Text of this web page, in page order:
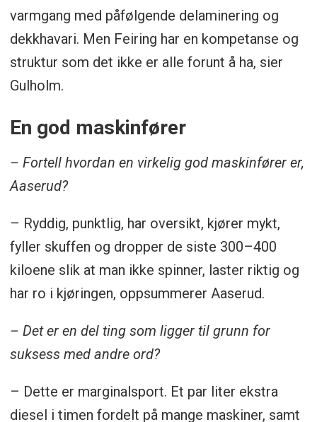
varmgang med påfølgende delaminering og
dekkhavari. Men Feiring har en kompetanse og
struktur som det ikke er alle forunt å ha, sier
Gulholm.
En god maskinfører
– Fortell hvordan en virkelig god maskinfører er,
Aaserud?
– Ryddig, punktlig, har oversikt, kjører mykt,
fyller skuffen og dropper de siste 300–400
kiloene slik at man ikke spinner, laster riktig og
har ro i kjøringen, oppsummerer Aaserud.
– Det er en del ting som ligger til grunn for
suksess med andre ord?
– Dette er marginalsport. Et par liter ekstra
diesel i timen fordelt på mange maskiner, samt